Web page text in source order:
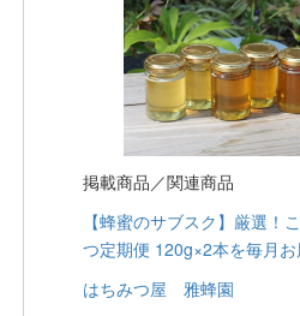
掲載商品／関連商品
【蜂蜜のサブスク】厳選！
つ定期便 120g×2本を毎月お
はちみつ屋 雅蜂園